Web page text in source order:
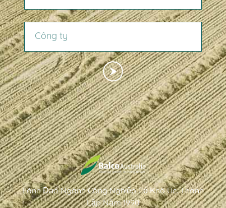
CÔNG TY
Lãnh Đạo Ngành Công Nghiệp Cỏ Khô Úc. Thành
Lập Năm 1990